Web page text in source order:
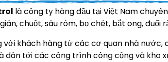
là công ty hàng đầu tại Việt Nam
chuột, sâu róm, bọ chét, bắt ong, đuổi
với khách hàng từ các cơ quan nhà
dân tới các công trình công cộng và kho